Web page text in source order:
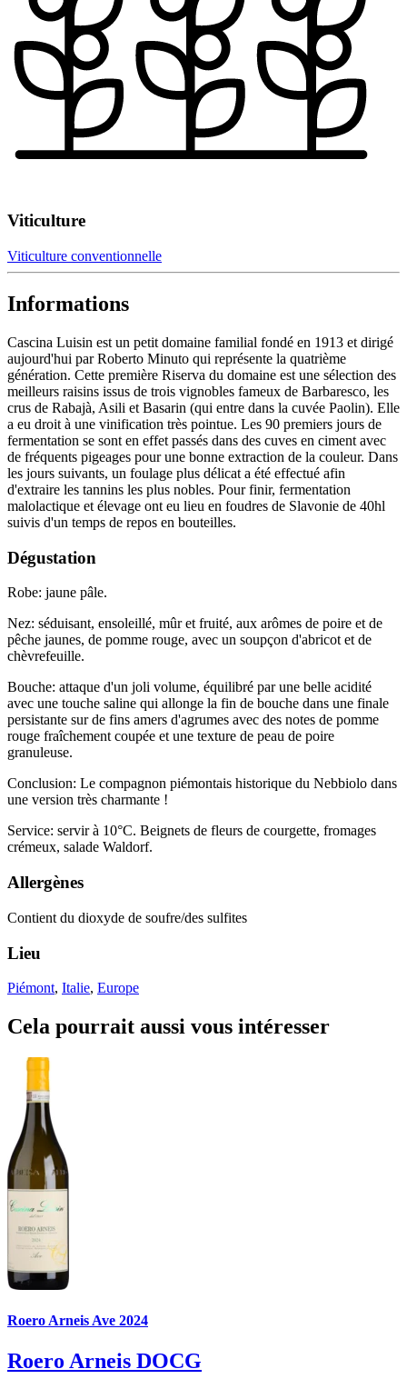
Viticulture
Viticulture conventionnelle
Informations
Cascina Luisin est un petit domaine familial fondé en 1913 et dirigé
aujourd'hui par Roberto Minuto qui représente la quatrième
génération. Cette première Riserva du domaine est une sélection des
meilleurs raisins issus de trois vignobles fameux de Barbaresco, les
crus de Rabajà, Asili et Basarin (qui entre dans la cuvée Paolin). Elle
a eu droit à une vinification très pointue. Les 90 premiers jours de
fermentation se sont en effet passés dans des cuves en ciment avec
de fréquents pigeages pour une bonne extraction de la couleur. Dans
les jours suivants, un foulage plus délicat a été effectué afin
d'extraire les tannins les plus nobles. Pour finir, fermentation
malolactique et élevage ont eu lieu en foudres de Slavonie de 40hl
suivis d'un temps de repos en bouteilles.
Dégustation
Robe: jaune pâle.
Nez: séduisant, ensoleillé, mûr et fruité, aux arômes de poire et de
pêche jaunes, de pomme rouge, avec un soupçon d'abricot et de
chèvrefeuille.
Bouche: attaque d'un joli volume, équilibré par une belle acidité
avec une touche saline qui allonge la fin de bouche dans une finale
persistante sur de fins amers d'agrumes avec des notes de pomme
rouge fraîchement coupée et une texture de peau de poire
granuleuse.
Conclusion: Le compagnon piémontais historique du Nebbiolo dans
une version très charmante !
Service: servir à 10°C. Beignets de fleurs de courgette, fromages
crémeux, salade Waldorf.
Allergènes
Contient du dioxyde de soufre/des sulfites
Lieu
Piémont, Italie, Europe
Cela pourrait aussi vous intéresser
Roero Arneis Ave 2024
Roero Arneis DOCG